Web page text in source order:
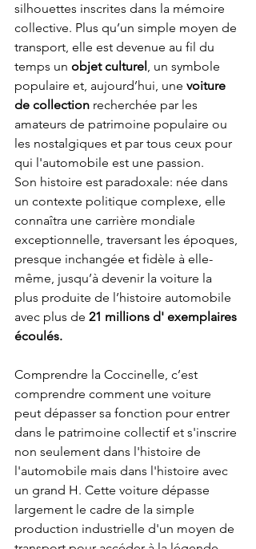
silhouettes inscrites dans la mémoire
collective. Plus qu’un simple moyen de
transport, elle est devenue au fil du
temps un objet culturel, un symbole
populaire et, aujourd’hui, une voiture
de collection recherchée par les
amateurs de patrimoine populaire ou
les nostalgiques et par tous ceux pour
qui l'automobile est une passion.
Son histoire est paradoxale: née dans
un contexte politique complexe, elle
connaîtra une carrière mondiale
exceptionnelle, traversant les époques,
presque inchangée et fidèle à elle-
même, jusqu’à devenir la voiture la
plus produite de l’histoire automobile
avec plus de 21 millions d' exemplaires
écoulés.
Comprendre la Coccinelle, c’est
comprendre comment une voiture
peut dépasser sa fonction pour entrer
dans le patrimoine collectif et s'inscrire
non seulement dans l'histoire de
l'automobile mais dans l'histoire avec
un grand H. Cette voiture dépasse
largement le cadre de la simple
production industrielle d'un moyen de